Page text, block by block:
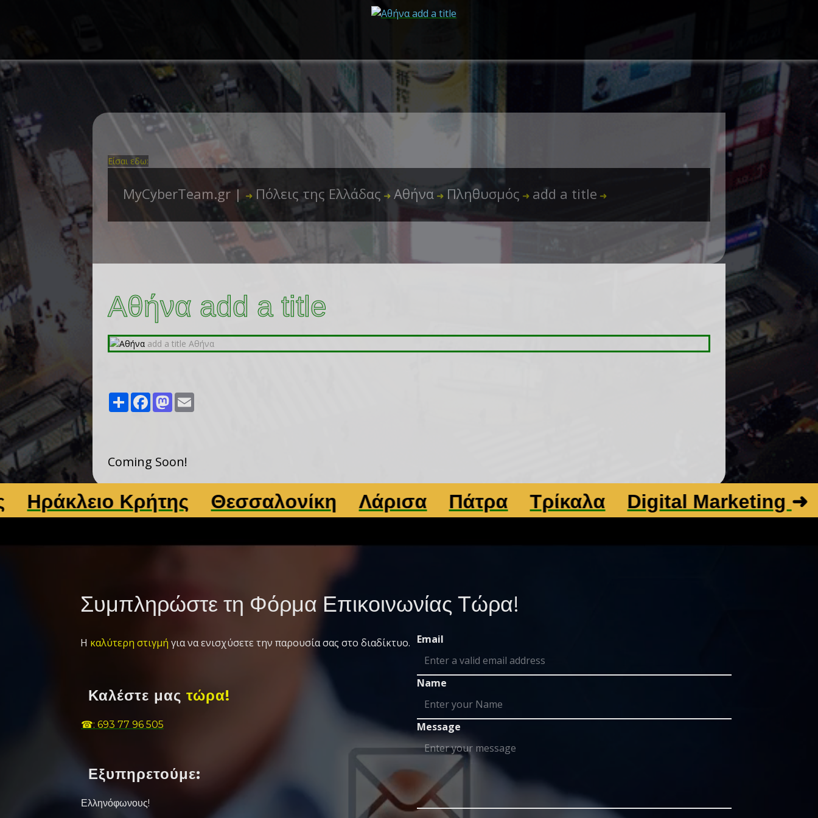
Είσαι εδω:
MyCyberTeam.gr | ➜ Πόλεις της Ελλάδας ➜ Αθήνα ➜ Πληθυσμός ➜ add a title ➜
Αθήνα add a title
Share FacebookMastodon
Coming Soon!
Κρήτης Θεσσαλονίκη Λάρισα Πάτρα Τρίκαλα Digital Marketing➜
Συμπληρώστε τη Φόρμα Επικοινωνίας Τώρα!
Η καλύτερη στιγμή για να ενισχύσετε την παρουσία σας στο διαδίκτυο.
Καλέστε μας τώρα!
☎: 693 77 96 505
Εξυπηρετούμε:
Ελληνόφωνους!
Email
Name
Message